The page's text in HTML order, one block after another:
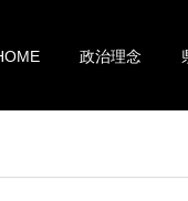
政治理念